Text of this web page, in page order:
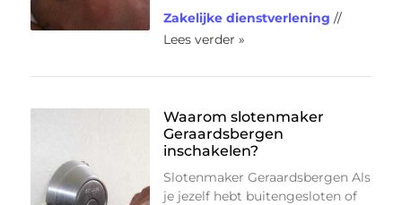
Zakelijke dienstverlening //
Lees verder »
Waarom slotenmaker
Geraardsbergen
inschakelen?
Slotenmaker Geraardsbergen Als
je jezelf hebt buitengesloten of